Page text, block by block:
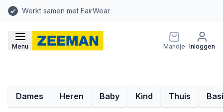
Werkt samen met FairWear
Menu Mandje Inloggen
Dames Heren Baby Kind Thuis